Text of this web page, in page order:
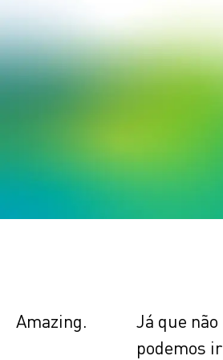
Amazing.
Já que não
podemos ir